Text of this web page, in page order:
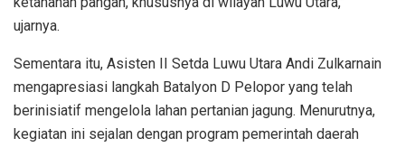
ujarnya.
Sementara itu, Asisten II Setda Luwu Utara Andi Zulkarnain
mengapresiasi langkah Batalyon D Pelopor yang telah
berinisiatif mengelola lahan pertanian jagung. Menurutnya,
kegiatan ini sejalan dengan program pemerintah daerah